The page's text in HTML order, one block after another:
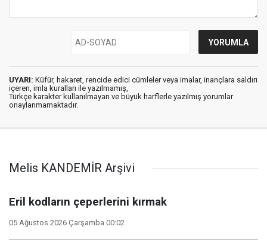
UYARI: Küfür, hakaret, rencide edici cümleler veya imalar, inançlara saldırı
içeren, imla kuralları ile yazılmamış,
Türkçe karakter kullanılmayan ve büyük harflerle yazılmış yorumlar
onaylanmamaktadır.
Melis KANDEMİR Arşivi
Eril kodların çeperlerini kırmak
05 Ağustos 2026 Çarşamba 00:02